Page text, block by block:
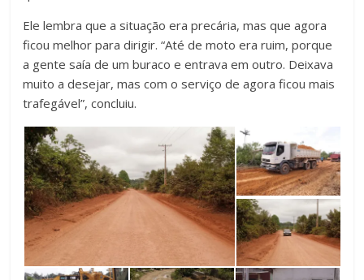
Ele lembra que a situação era precária, mas que agora
ficou melhor para dirigir. “Até de moto era ruim, porque
a gente saía de um buraco e entrava em outro. Deixava
muito a desejar, mas com o serviço de agora ficou mais
trafegável”, concluiu.